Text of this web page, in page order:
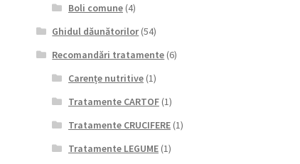
Boli comune(4)
Ghidul dăunătorilor(54)
Recomandări tratamente (6)
Carențe nutritive(1)
Tratamente CARTOF(1)
Tratamente CRUCIFERE(1)
Tratamente LEGUME(1)